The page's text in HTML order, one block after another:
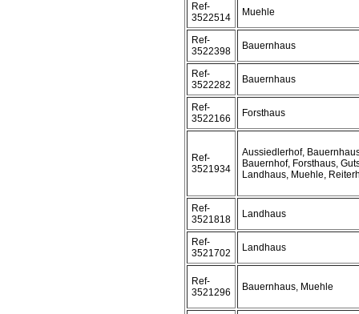
Ref-
3522514
Muehle
Ref-
3522398
Bauernhaus
Ref-
3522282
Bauernhaus
Ref-
3522166
Forsthaus
Ref-
3521934
Aussiedlerhof,
Bauernhof, Forsthaus,
Landhaus, Muehle,
Ref-
3521818
Landhaus
Ref-
3521702
Landhaus
Ref-
3521296
Bauernhaus, Muehle